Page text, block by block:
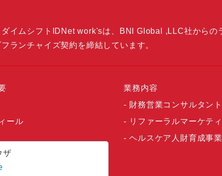
イムシフトIDNet work'sは、BNI Global ,LLC社からの
ランチャイズ契約を締結しています。
ール
ザ
業務内容
財務営業コンサルタン
リファーラルマーケテ
ヘルスケア人財育成事業